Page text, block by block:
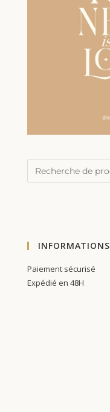
INFORMATIONS
Paiement sécurisé
Expédié en 48H